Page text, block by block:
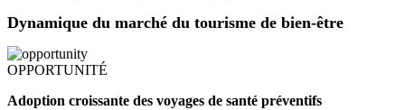
Dynamique du marché du tourisme de bien-être
OPPORTUNITÉ
Adoption croissante des voyages de santé préventifs